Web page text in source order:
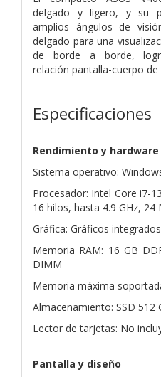
delgado y ligero, y su
amplios ángulos de
delgado para una
de borde a borde,
relación pantalla-cuerpo de
Especificaciones
Rendimiento y hardware
Sistema operativo:
Procesador: Intel Core i7-
16 hilos, hasta 4.9 GHz, 24
Gráfica: Gráficos
Memoria RAM: 16 GB
DIMM
Memoria máxima
Almacenamiento: SSD 512
Lector de tarjetas: No
Pantalla y diseño